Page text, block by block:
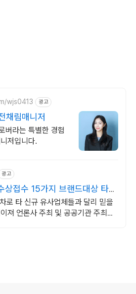
wjs0413 광고
채림매니저
버라는 특별한 경험
저입니다.
광고
접수 15가지 브랜드대상 타이
로 타 신규 유사업체들과 달리 믿을
져 언론사 주최 및 공공기관 주최의